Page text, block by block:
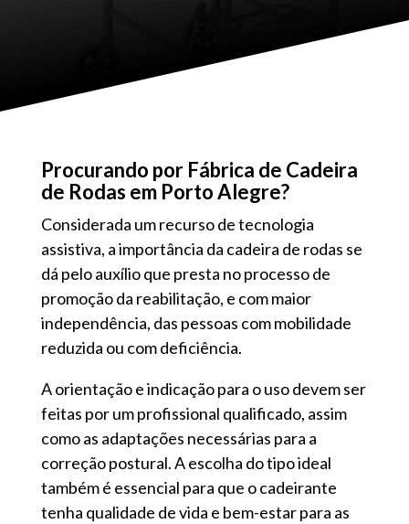
Procurando por Fábrica de Cadeira
de Rodas em Porto Alegre?
Considerada um recurso de tecnologia
assistiva, a importância da cadeira de rodas se
dá pelo auxílio que presta no processo de
promoção da reabilitação, e com maior
independência, das pessoas com mobilidade
reduzida ou com deficiência.
A orientação e indicação para o uso devem ser
feitas por um profissional qualificado, assim
como as adaptações necessárias para a
correção postural. A escolha do tipo ideal
também é essencial para que o cadeirante
tenha qualidade de vida e bem-estar para as